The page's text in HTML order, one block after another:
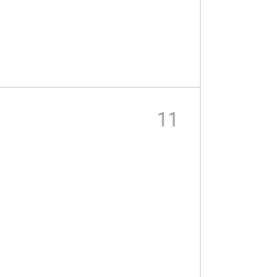
11